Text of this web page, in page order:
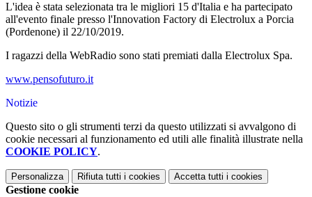
L'idea è stata selezionata tra le migliori 15 d'Italia e ha partecipato
all'evento finale presso l'Innovation Factory di Electrolux a Porcia
(Pordenone) il 22/10/2019.
I ragazzi della WebRadio sono stati premiati dalla Electrolux Spa.
www.pensofuturo.it
Notizie
Questo sito o gli strumenti terzi da questo utilizzati si avvalgono di
cookie necessari al funzionamento ed utili alle finalità illustrate nella
COOKIE POLICY.
Personalizza Rifiuta tutti i cookies Accetta tutti i cookies
Gestione cookie